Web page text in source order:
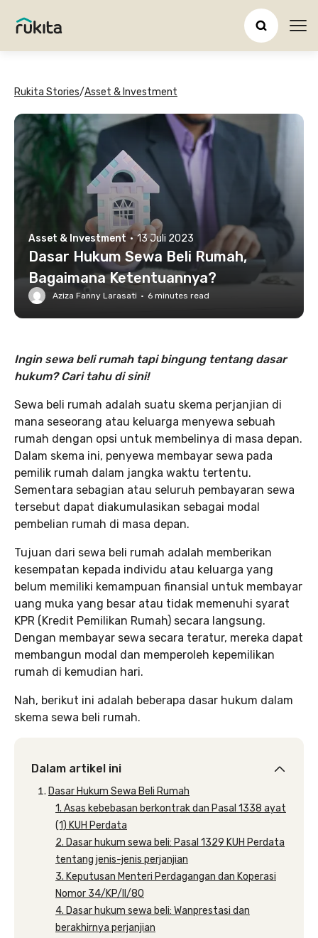
Rukita Stories/Asset & Investment
Asset & Investment · 13 Juli 2023
Dasar Hukum Sewa Beli Rumah,
Bagaimana Ketentuannya?
Aziza Fanny Larasati · 6 minutes read
Ingin sewa beli rumah tapi bingung tentang dasar
hukum? Cari tahu di sini!
Sewa beli rumah adalah suatu skema perjanjian di
mana seseorang atau keluarga menyewa sebuah
rumah dengan opsi untuk membelinya di masa depan.
Dalam skema ini, penyewa membayar sewa pada
pemilik rumah dalam jangka waktu tertentu.
Sementara sebagian atau seluruh pembayaran sewa
tersebut dapat diakumulasikan sebagai modal
pembelian rumah di masa depan.
Tujuan dari sewa beli rumah adalah memberikan
kesempatan kepada individu atau keluarga yang
belum memiliki kemampuan finansial untuk membayar
uang muka yang besar atau tidak memenuhi syarat
KPR (Kredit Pemilikan Rumah) secara langsung.
Dengan membayar sewa secara teratur, mereka dapat
membangun modal dan memperoleh kepemilikan
rumah di kemudian hari.
Nah, berikut ini adalah beberapa dasar hukum dalam
skema sewa beli rumah.
Dalam artikel ini
Dasar Hukum Sewa Beli Rumah
1. Asas kebebasan berkontrak dan Pasal 1338 ayat
(1) KUH Perdata
2. Dasar hukum sewa beli: Pasal 1329 KUH Perdata
tentang jenis-jenis perjanjian
3. Keputusan Menteri Perdagangan dan Koperasi
Nomor 34/KP/II/80
4. Dasar hukum sewa beli: Wanprestasi dan
berakhirnya perjanjian